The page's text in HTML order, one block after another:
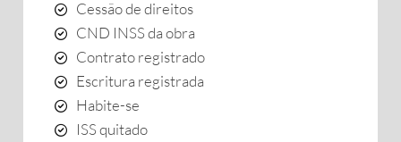
Cessão de direitos
CND INSS da obra
Contrato registrado
Escritura registrada
Habite-se
ISS quitado